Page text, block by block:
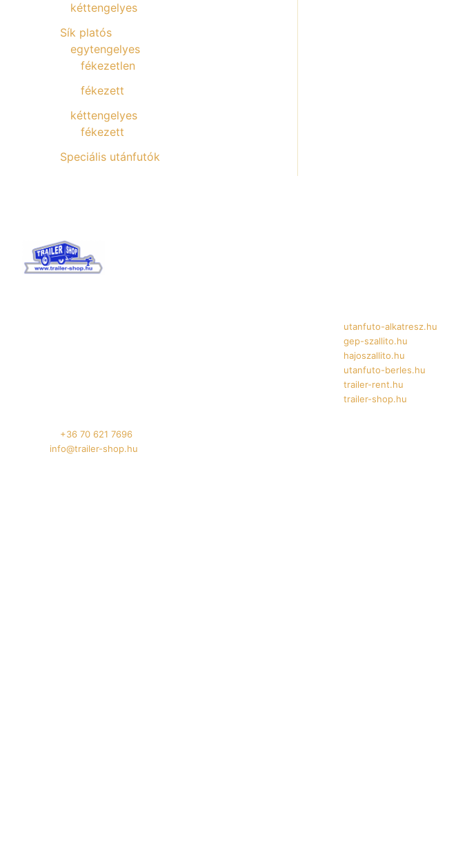
kéttengelyes
Sík platós
egytengelyes
fékezetlen
fékezett
kéttengelyes
fékezett
Speciális utánfutók
+36 70 621 7696
info@trailer-shop.hu
utanfuto-alkatresz.hu
gep-szallito.hu
hajoszallito.hu
utanfuto-berles.hu
trailer-rent.hu
trailer-shop.hu